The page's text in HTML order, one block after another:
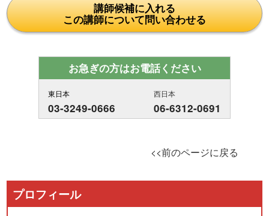
講師候補に入れる
この講師について問い合わせる
お急ぎの方はお電話ください
東日本
03-3249-0666
西日本
06-6312-0691
<<前のページに戻る
プロフィール